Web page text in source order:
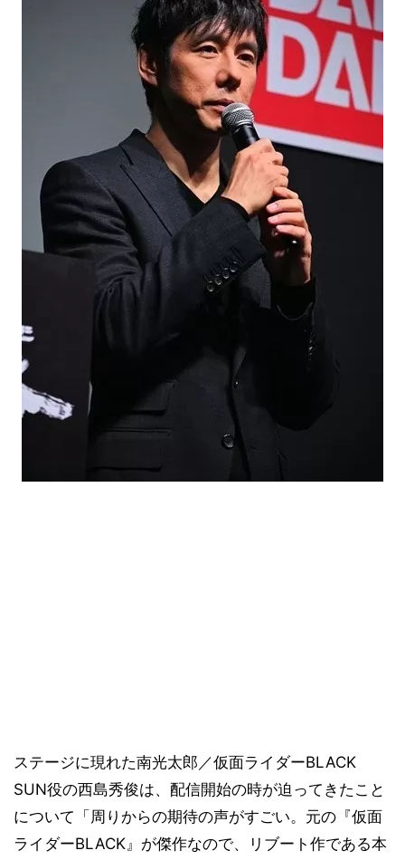
ステージに現れた南光太郎／仮面ライダーBLACK
SUN役の西島秀俊は、配信開始の時が迫ってきたこと
について「周りからの期待の声がすごい。元の『仮面
ライダーBLACK』が傑作なので、リブート作である本